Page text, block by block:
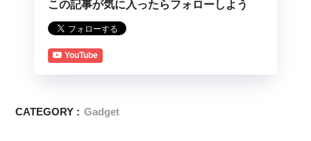
この記事が気に入ったらフォローしよう
YouTube
CATEGORY : Gadget